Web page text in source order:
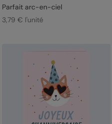
Parfait arc-en-ciel
3,79 € l'unité